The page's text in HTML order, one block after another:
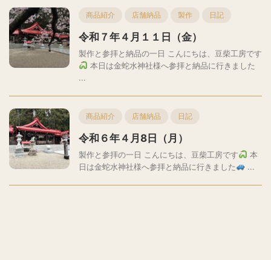
商品紹介 店舗納品 製作 日記
令和７年４月１１日（金）
製作と参拝と納品の一日 こんにちは、豆柴工房です
本日は金蛇水神社様へ参拝と納品に行きました
...
商品紹介 店舗納品 日記
令和６年４月8日（月）
製作と参拝の一日 こんにちは、豆柴工房です
本
日は金蛇水神社様へ参拝と納品に行きました
...